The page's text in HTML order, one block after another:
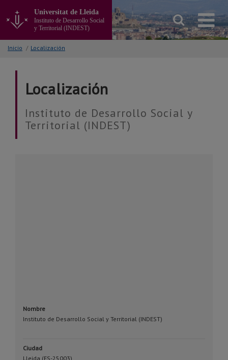
contenido
Universitat de Lleida
Instituto de Desarrollo Social
y Territorial (INDEST)
Inicio / Localización
Localización
Instituto de Desarrollo Social y
Territorial (INDEST)
Nombre
Instituto de Desarrollo Social y Territorial (INDEST)
Ciudad
Lleida (ES-25003)